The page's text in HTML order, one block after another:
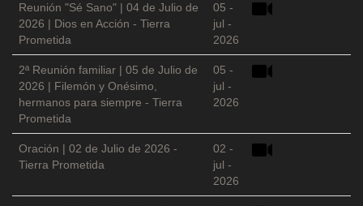
Reunión "Sé Sano" | 04 de Julio de
2026 | Dios en Acción - Tierra
Prometida
05 -
jul -
2026
2ª Reunión familiar | 05 de Julio de
2026 | Filemón y Onésimo,
hermanos para siempre - Tierra
Prometida
05 -
jul -
2026
Oración | 02 de Julio de 2026 -
Tierra Prometida
02 -
jul -
2026